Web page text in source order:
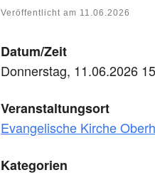
Veröffentlicht am 11.06.2026
Datum/Zeit
Donnerstag, 11.06.2026
Veranstaltungsort
Evangelische Kirche
Kategorien